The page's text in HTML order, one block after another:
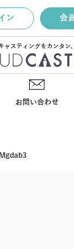
ン 会
ャスティングをカンタン
お問い合わせ